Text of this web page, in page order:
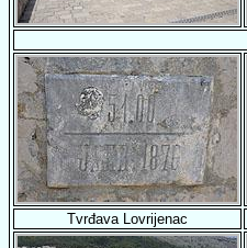
Tvrđava Lovrijenac